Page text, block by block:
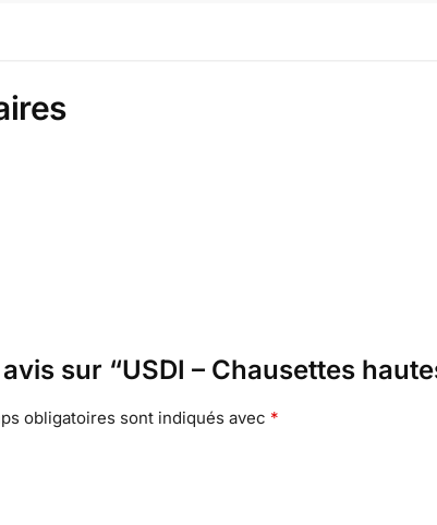
sur “USDI – Chausettes
obligatoires sont indiqués avec *